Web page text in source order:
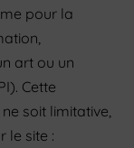
pour la
art ou un
Cette
soit limitative,
le site :